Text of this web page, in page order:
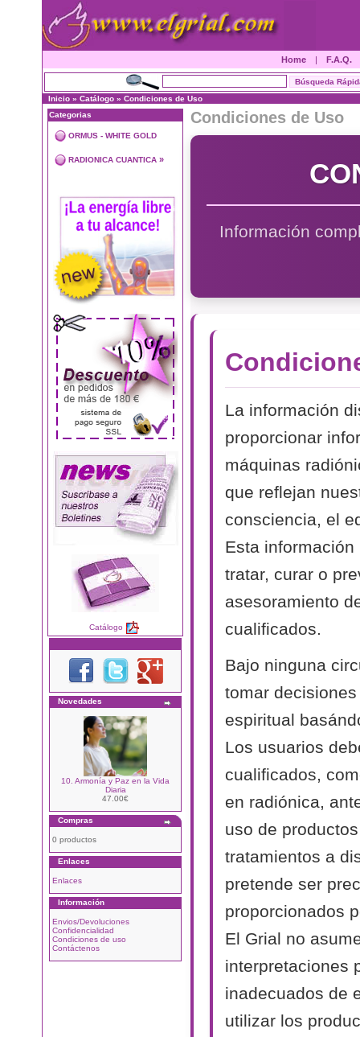
Home | F.A.Q.
Inicio » Catálogo » Condiciones de Uso
Categorias
ORMUS - WHITE GOLD
RADIONICA CUANTICA »
Catálogo
Novedades
10. Armonía y Paz en la Vida
Diaria
47.00€
Compras
0 productos
Enlaces
Enlaces
Información
Envios/Devoluciones
Confidencialidad
Condiciones de uso
Contáctenos
Condiciones de Uso
Información
La información
proporcionar
máquinas
que reflejan
consciencia, el
Esta
tratar, curar o
asesoramiento
cualificados.
Bajo ninguna
tomar
espiritual
Los usuarios
cualificados,
en radiónica,
uso de
tratamientos a
pretende ser
proporcionados
El Grial no
interpretaciones
inadecuados de
utilizar los